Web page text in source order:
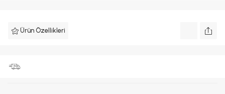
Ürün Özellikleri